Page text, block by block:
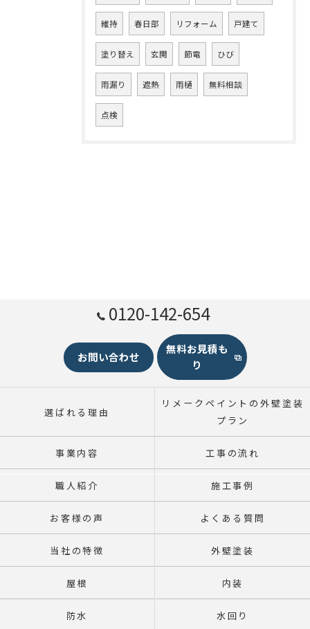
維持 春日部 リフォーム 戸建て
塗り替え 玄関 節電 ひび
雨漏り 遮熱 雨樋 無料相談
点検
0120-142-654
お問い合わせ
無料お見積も
り
選ばれる理由
リメークペイントの外壁塗装
プラン
事業内容 工事の流れ
職人紹介 施工事例
お客様の声 よくある質問
当社の特徴 外壁塗装
屋根 内装
防水 水回り